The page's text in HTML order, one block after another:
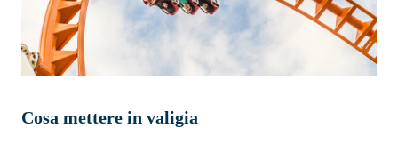
Cosa mettere in valigia